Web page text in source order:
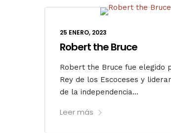
25 ENERO, 2023
Robert the Bruce
Robert the Bruce fue elegido
Rey de los Escoceses y
de la independencia...
Leer más